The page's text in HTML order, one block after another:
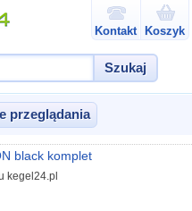
Kontakt Koszyk
Szukaj
przeglądania
black komplet
kegel24.pl